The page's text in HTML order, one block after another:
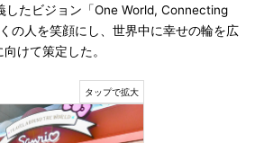
したビジョン「One World, Connecting
の人を笑顔にし、世界中に幸せの輪を広
けて策定した。